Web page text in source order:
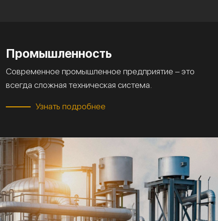
Промышленность
Современное промышленное предприятие – это
всегда сложная техническая система.
Узнать подробнее